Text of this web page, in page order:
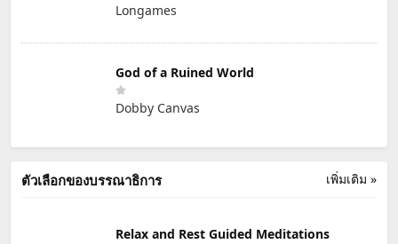
Longames
God of a Ruined World
Dobby Canvas
เพิ่มเติม »
ตัวเลือกของบรรณาธิการ
Relax and Rest Guided Meditations